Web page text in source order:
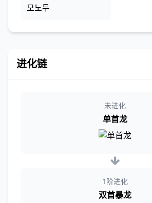
모노두
进化链
未进化
单首龙
1阶进化
双首暴龙